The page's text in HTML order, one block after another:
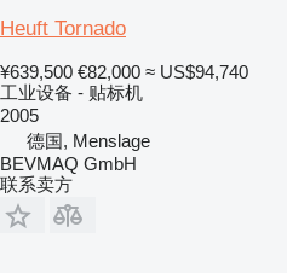
Heuft Tornado
¥639,500 €82,000 ≈ US$94,740
工业设备 - 贴标机
2005
德国, Menslage
BEVMAQ GmbH
联系卖方